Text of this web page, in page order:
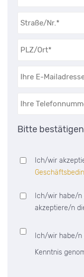
Bitte bestätigen
Ich/wir
Ich/wir habe/n
akzeptiere/n
Ich/wir habe/n
Kenntnis